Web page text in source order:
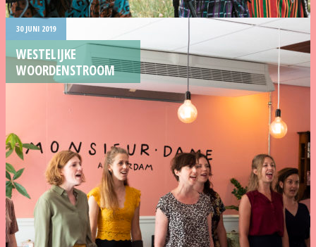
30 JUNI 2019
WESTELIJKE
WOORDENSTROOM